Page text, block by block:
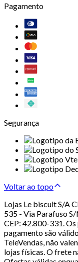
Pagamento
Segurança
Voltar ao topo
Lojas Le biscuit S/A
535 - Via Parafuso
CEP: 42.800-331.
pagamento são
TeleVendas, não
lojas físicas. O frete